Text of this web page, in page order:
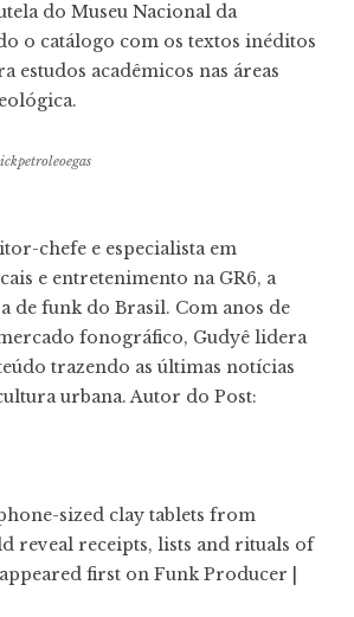
do Museu Nacional da
o catálogo com os textos inéditos
estudos acadêmicos nas áreas
chefe e especialista em
e entretenimento na GR6, a
de funk do Brasil. Com anos de
fonográfico, Gudyê lidera
trazendo as últimas notícias
urbana. Autor do Post:
sized clay tablets from
reveal receipts, lists and rituals of
first on Funk Producer |